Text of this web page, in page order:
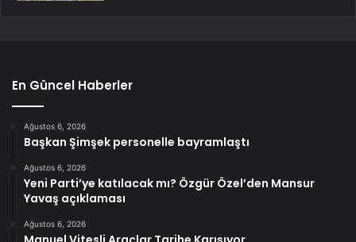
En Güncel Haberler
Ağustos 6, 2026
Başkan Şimşek personelle bayramlaştı
Ağustos 6, 2026
Yeni Parti’ye katılacak mı? Özgür Özel’den Mansur
Yavaş açıklaması
Ağustos 6, 2026